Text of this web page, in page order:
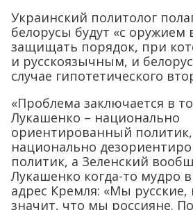
Украинский политолог
белорусы будут «с оружием
защищать порядок, при
и русскоязычным, и
случае гипотетического
«Проблема заключается в
Лукашенко – национально
ориентированный
национально
политик, а Зеленский
Лукашенко когда-то мудро
адрес Кремля: «Мы русские,
значит, что мы россияне.